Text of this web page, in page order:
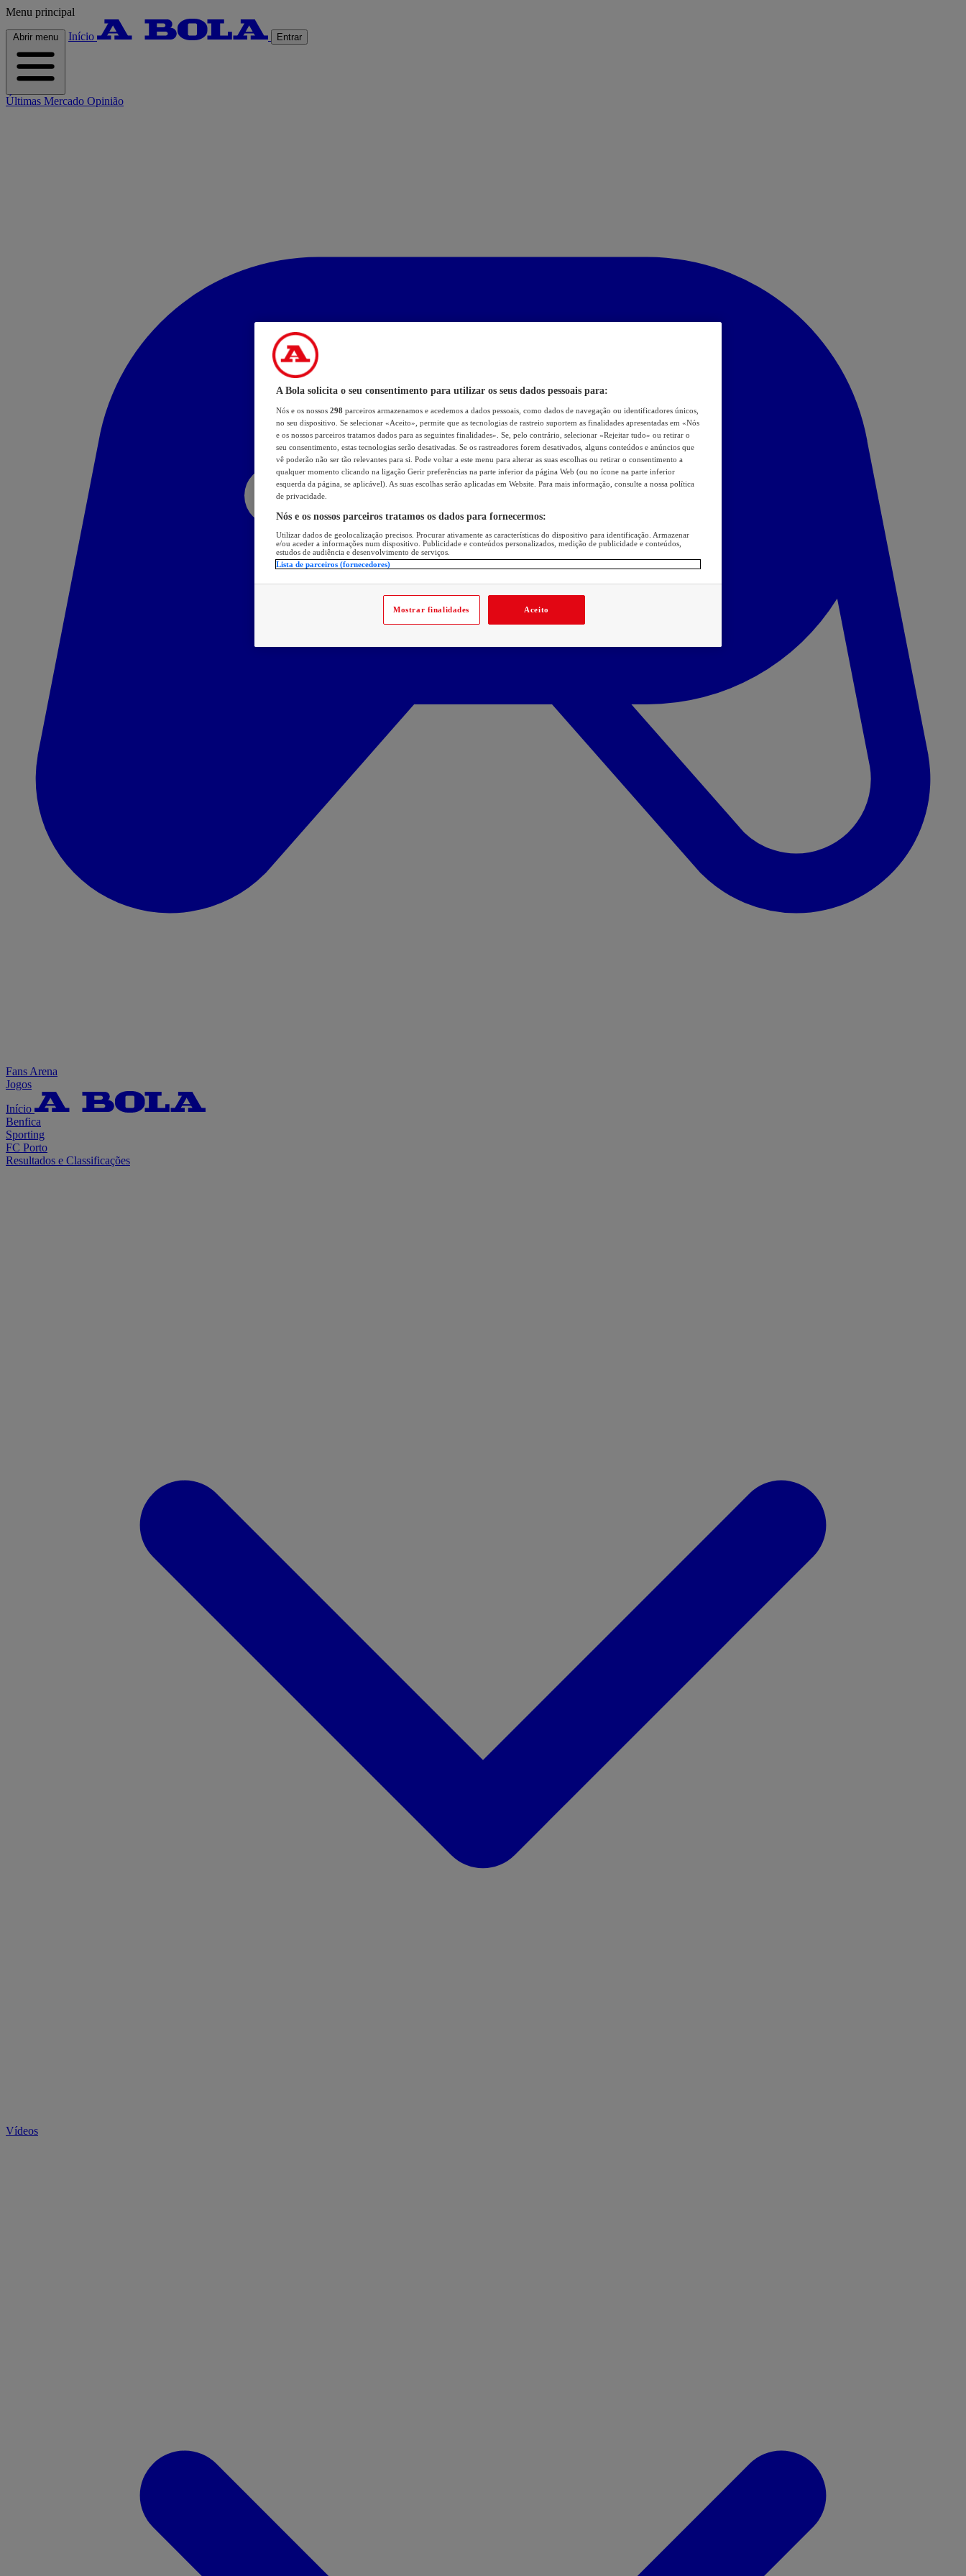
Menu principal
Abrir menu Início Entrar
Últimas Mercado Opinião
Fans Arena
Jogos
Início
Benfica
Sporting
FC Porto
Resultados e Classificações
Vídeos
A Bola solicita o seu consentimento para utilizar os seus dados pessoais para:
Nós e os nossos 298 parceiros armazenamos e acedemos a dados pessoais, como dados de navegação ou identificadores únicos,
no seu dispositivo. Se selecionar «Aceito», permite que as tecnologias de rastreio suportem as finalidades apresentadas em «Nós
e os nossos parceiros tratamos dados para as seguintes finalidades». Se, pelo contrário, selecionar «Rejeitar tudo» ou retirar o
seu consentimento, estas tecnologias serão desativadas. Se os rastreadores forem desativados, alguns conteúdos e anúncios que
vê poderão não ser tão relevantes para si. Pode voltar a este menu para alterar as suas escolhas ou retirar o consentimento a
qualquer momento clicando na ligação Gerir preferências na parte inferior da página Web (ou no ícone na parte inferior
esquerda da página, se aplicável). As suas escolhas serão aplicadas em Website. Para mais informação, consulte a nossa política
de privacidade.
Nós e os nossos parceiros tratamos os dados para fornecermos:
Utilizar dados de geolocalização precisos. Procurar ativamente as características do dispositivo para identificação. Armazenar
e/ou aceder a informações num dispositivo. Publicidade e conteúdos personalizados, medição de publicidade e conteúdos,
estudos de audiência e desenvolvimento de serviços.
Lista de parceiros (fornecedores)
Mostrar finalidades Aceito